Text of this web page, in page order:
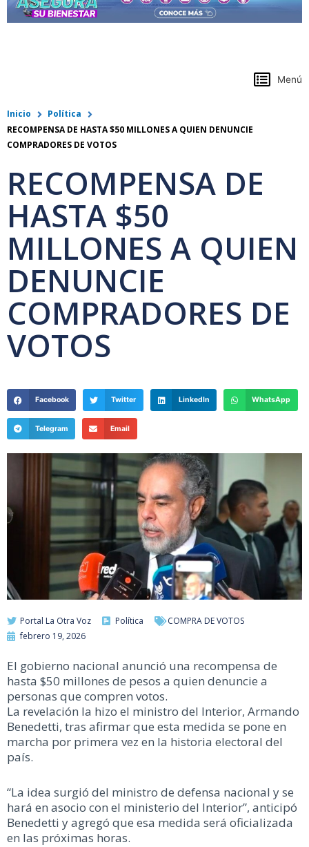
Menú
Inicio
Política
RECOMPENSA DE HASTA $50 MILLONES A QUIEN DENUNCIE
COMPRADORES DE VOTOS
RECOMPENSA DE
HASTA $50
MILLONES A QUIEN
DENUNCIE
COMPRADORES DE
VOTOS
Facebook Twitter LinkedIn WhatsApp
Telegram Email
Portal La Otra Voz Política
COMPRA DE VOTOS
febrero 19, 2026
El gobierno nacional anunció una recompensa de
hasta $50 millones de pesos a quien denuncie a
personas que compren votos.
La revelación la hizo el ministro del Interior, Armando
Benedetti, tras afirmar que esta medida se pone en
marcha por primera vez en la historia electoral del
país.
“La idea surgió del ministro de defensa nacional y se
hará en asocio con el ministerio del Interior”, anticipó
Benedetti y agregó que esa medida será oficializada
en las próximas horas.